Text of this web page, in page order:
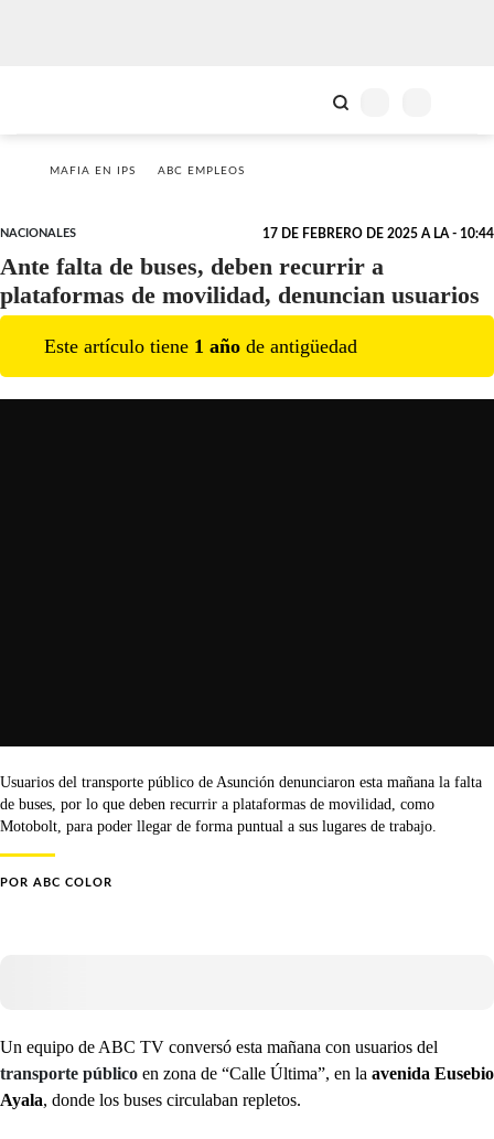
MAFIA EN IPS ABC EMPLEOS
NACIONALES 17 DE FEBRERO DE 2025 A LA - 10:44
Ante falta de buses, deben recurrir a
plataformas de movilidad, denuncian usuarios
Este artículo tiene 1 año de antigüedad
Usuarios del transporte público de Asunción denunciaron esta mañana la falta
de buses, por lo que deben recurrir a plataformas de movilidad, como
Motobolt, para poder llegar de forma puntual a sus lugares de trabajo.
POR ABC COLOR
Un equipo de ABC TV conversó esta mañana con usuarios del
transporte público en zona de “Calle Última”, en la avenida Eusebio
Ayala, donde los buses circulaban repletos.